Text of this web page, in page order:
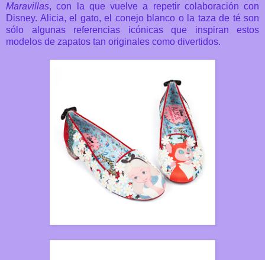
Maravillas, con la que vuelve a repetir colaboración con
Disney. Alicia, el gato, el conejo blanco o la taza de té son
sólo algunas referencias icónicas que inspiran estos
modelos de zapatos tan originales como divertidos.